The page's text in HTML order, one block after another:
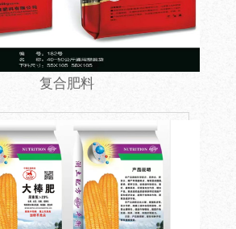
复合肥料